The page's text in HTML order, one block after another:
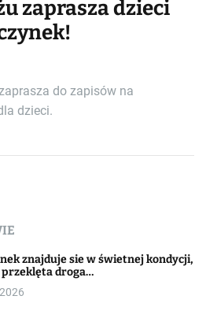
zaprasza dzieci
do zapisów na
dzieci.
znajduje sie w świetnej kondycji,
droga…